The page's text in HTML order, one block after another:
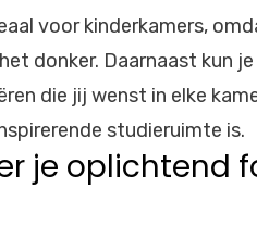
voor kinderkamers,
donker. Daarnaast kun
die jij wenst in elke
studieruimte is.
je oplichtend